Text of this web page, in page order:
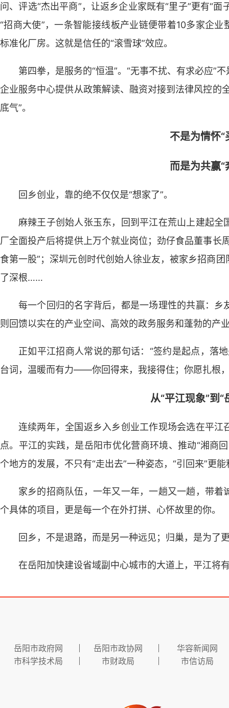
问、评选“杰出平商”，让返乡企业家既有“里子”更有“
“招商大使”，一条智能接线板产业链便带着10多家企
标准化厂房。这就是信任的“滚雪球”效应。
第四拳，是服务的“恒温”。“无事不扰、有求必应”
企业服务中心提供从政策解读、融资对接到法律风控的
底气”。
不是为情怀“
而是为共赢“
回乡创业，靠的绝不仅仅是“想家了”。
麻辣王子创始人张玉东，回到平江在荒山上建起
厂全面投产后将提供上万个就业岗位；劲仔食品董事长
食第一股”；深圳元创时代创始人徐业友，被家乡招商
了深根……
每一个回归的名字背后，都是一场理性的共赢：
则回馈以实在的产业空间、高效的政务服务和蓬勃的产
正如平江招商人常说的那句话：“签约是起点，落
台词，温暖而有力——你回得来，我接得住；你愿扎根
从“平江现象”到“
连续两年，全国返乡入乡创业工作现场会选在平
点。平江的实践，是岳阳市优化营商环境、推动“湘商
个地方的发展，不只有“走出去”一种姿态，“引回来”更
家乡的招商队伍，一年又一年，一趟又一趟，带
个具体的项目，更是每一个在外打拼、心怀故里的你。
回乡，不是退路，而是另一种远见；归巢，是为了
在岳阳加快建设省域副中心城市的大道上，平江将
岳阳市政府网 岳阳市政协网
华容新闻网
市科学技术局
市财政局 市信访局